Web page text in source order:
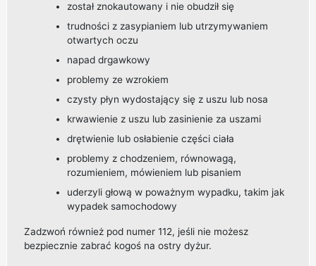
został znokautowany i nie obudził się
trudności z zasypianiem lub utrzymywaniem
otwartych oczu
napad drgawkowy
problemy ze wzrokiem
czysty płyn wydostający się z uszu lub nosa
krwawienie z uszu lub zasinienie za uszami
drętwienie lub osłabienie części ciała
problemy z chodzeniem, równowagą,
rozumieniem, mówieniem lub pisaniem
uderzyli głową w poważnym wypadku, takim jak
wypadek samochodowy
Zadzwoń również pod numer 112, jeśli nie możesz
bezpiecznie zabrać kogoś na ostry dyżur.